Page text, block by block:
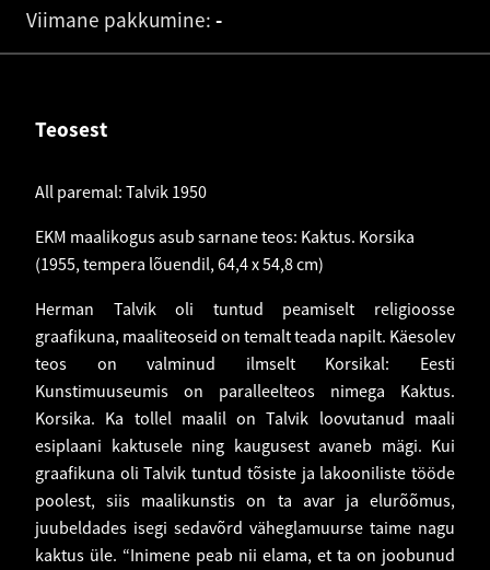
Viimane pakkumine: -
Teosest
All paremal: Talvik 1950
EKM maalikogus asub sarnane teos: Kaktus. Korsika
(1955, tempera lõuendil, 64,4 x 54,8 cm)
Herman Talvik oli tuntud peamiselt religioosse
graafikuna, maaliteoseid on temalt teada napilt. Käesolev
teos on valminud ilmselt Korsikal: Eesti
Kunstimuuseumis on paralleelteos nimega Kaktus.
Korsika. Ka tollel maalil on Talvik loovutanud maali
esiplaani kaktusele ning kaugusest avaneb mägi. Kui
graafikuna oli Talvik tuntud tõsiste ja lakooniliste tööde
poolest, siis maalikunstis on ta avar ja elurõõmus,
juubeldades isegi sedavõrd väheglamuurse taime nagu
kaktus üle. “Inimene peab nii elama, et ta on joobunud